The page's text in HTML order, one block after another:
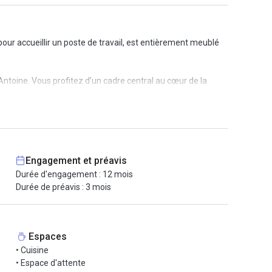
accueillir un poste de travail, est entièrement meublé
Vous profitez d’un cadre central au cœur de la
l’activation du photocopieur pour les
Engagement et préavis
Durée d'engagement : 12 mois
Durée de préavis : 3 mois
Espaces
• Cuisine
• Espace d'attente